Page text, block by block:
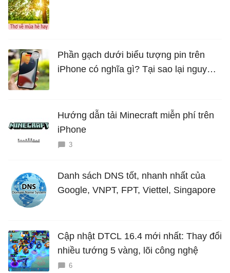
Phần gạch dưới biểu tượng pin trên
iPhone có nghĩa gì? Tại sao lại nguy
Hướng dẫn tải Minecraft miễn phí trên
iPhone
3
Danh sách DNS tốt, nhanh nhất của
Google, VNPT, FPT, Viettel, Singapore
Cập nhật DTCL 16.4 mới nhất: Thay đổi
nhiều tướng 5 vàng, lõi công nghệ
6